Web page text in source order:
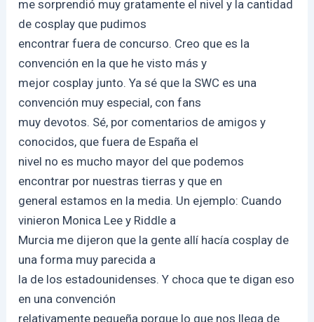
me sorprendió muy gratamente el nivel y la cantidad
de cosplay que pudimos
encontrar fuera de concurso. Creo que es la
convención en la que he visto más y
mejor cosplay junto. Ya sé que la SWC es una
convención muy especial, con fans
muy devotos. Sé, por comentarios de amigos y
conocidos, que fuera de España el
nivel no es mucho mayor del que podemos
encontrar por nuestras tierras y que en
general estamos en la media. Un ejemplo: Cuando
vinieron Monica Lee y Riddle a
Murcia me dijeron que la gente allí hacía cosplay de
una forma muy parecida a
la de los estadounidenses. Y choca que te digan eso
en una convención
relativamente pequeña porque lo que nos llega de